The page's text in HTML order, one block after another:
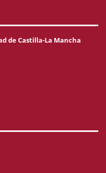
de Castilla-La Mancha